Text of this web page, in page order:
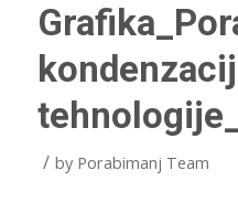
/ by Porabimanj Team